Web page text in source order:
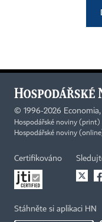
© 1996-2026 Economia,
Hospodářské noviny
Hospodářské noviny
Certifikováno
Stáhněte si aplikaci HN